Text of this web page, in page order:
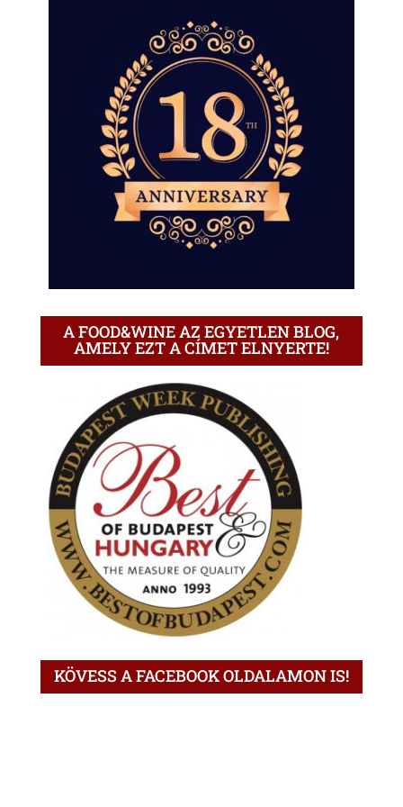
A FOOD&WINE AZ EGYETLEN BLOG,
AMELY EZT A CÍMET ELNYERTE!
KÖVESS A FACEBOOK OLDALAMON IS!